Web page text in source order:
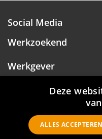
Social Media
Werkzoekend
Werkgever
Over
Deze
ALLES ACCEPTEREN